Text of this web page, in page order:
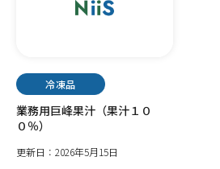
冷凍品
業務用巨峰果汁（果汁１０
０％）
更新日：2026年5月15日